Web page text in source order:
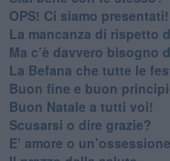
​OPS! Ci siamo presentati!
​La mancanza di rispetto
​Ma c’è davvero bisogno
​La Befana che tutte le
Buon fine e buon
​Buon Natale a tutti voi!
​Scusarsi o dire grazie?
​E’ amore o